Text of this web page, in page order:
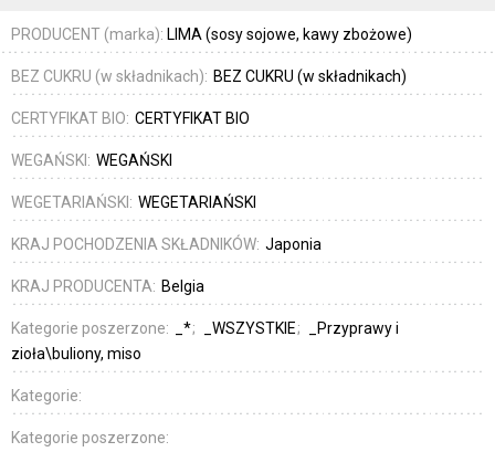
PRODUCENT (marka): LIMA (sosy sojowe, kawy zbożowe)
BEZ CUKRU (w składnikach): BEZ CUKRU (w składnikach)
CERTYFIKAT BIO: CERTYFIKAT BIO
WEGAŃSKI: WEGAŃSKI
WEGETARIAŃSKI: WEGETARIAŃSKI
KRAJ POCHODZENIA SKŁADNIKÓW: Japonia
KRAJ PRODUCENTA: Belgia
Kategorie poszerzone: _* _WSZYSTKIE
_Przyprawy i
zioła\buliony, miso
Kategorie:
Kategorie poszerzone: